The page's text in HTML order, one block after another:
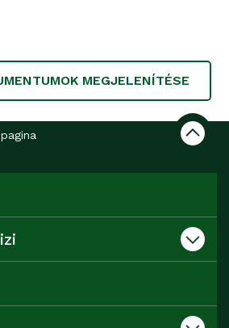
MEGJELENÍTÉSE